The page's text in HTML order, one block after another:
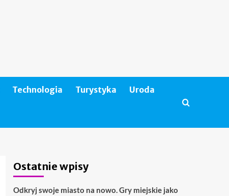
Technologia Turystyka Uroda
Ostatnie wpisy
Odkryj swoje miasto na nowo. Gry miejskie jako